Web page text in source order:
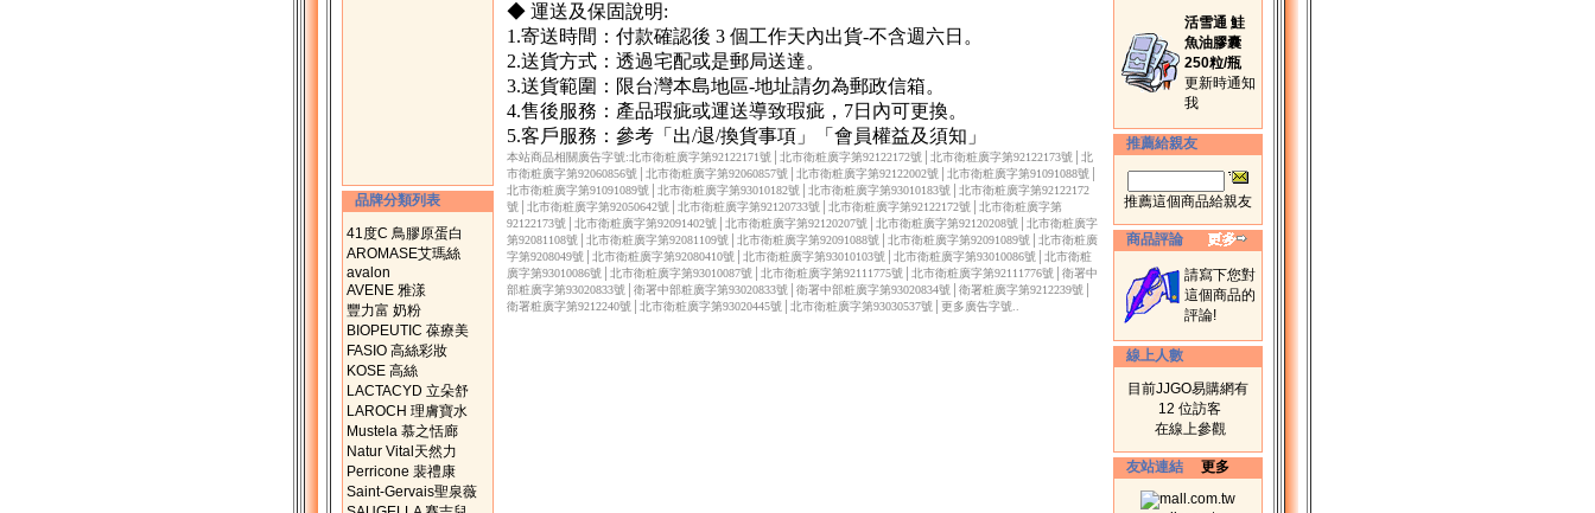
品牌分類列表
41度C 鳥膠原蛋白
AROMASE艾瑪絲
avalon
AVENE 雅漾
豐力富 奶粉
BIOPEUTIC 葆療美
FASIO 高絲彩妝
KOSE 高絲
LACTACYD 立朵舒
LAROCH 理膚寶水
Mustela 慕之恬廊
Natur Vital天然力
Perricone 裴禮康
Saint-Gervais聖泉薇
◆ 運送及保固說明:
1.寄送時間：付款確認後 3 個工作天內出貨-不含週六日。
2.送貨方式：透過宅配或是郵局送達。
3.送貨範圍：限台灣本島地區-地址請勿為郵政信箱。
4.售後服務：產品瑕疵或運送導致瑕疵，7日內可更換。
5.客戶服務：參考「出/退/換貨事項」「會員權益及須知」
本站商品相關廣告字號:北市衛粧廣字第92122171號│北市衛粧廣字第92122172號│北市衛粧廣字第92122173號│北
市衛粧廣字第92060856號│北市衛粧廣字第92060857號│北市衛粧廣字第92122002號│北市衛粧廣字第91091088號│
北市衛粧廣字第91091089號│北市衛粧廣字第93010182號│北市衛粧廣字第93010183號│北市衛粧廣字第92122172
號│北市衛粧廣字第92050642號│北市衛粧廣字第92120733號│北市衛粧廣字第92122172號│北市衛粧廣字第
92122173號│北市衛粧廣字第92091402號│北市衛粧廣字第92120207號│北市衛粧廣字第92120208號│北市衛粧廣字
第92081108號│北市衛粧廣字第92081109號│北市衛粧廣字第92091088號│北市衛粧廣字第92091089號│北市衛粧廣
字第9208049號│北市衛粧廣字第92080410號│北市衛粧廣字第93010103號│北市衛粧廣字第93010086號│北市衛粧
廣字第93010086號│北市衛粧廣字第93010087號│北市衛粧廣字第92111775號│北市衛粧廣字第92111776號│衛署中
部粧廣字第93020833號│衛署中部粧廣字第93020833號│衛署中部粧廣字第93020834號│衛署粧廣字第9212239號│
衛署粧廣字第9212240號│北市衛粧廣字第93020445號│北市衛粧廣字第93030537號│更多廣告字號..
活雪通 鮭
魚油膠囊
250粒/瓶
更新時通知
我
推薦給親友
推薦這個商品給親友
商品評論
請寫下您對
這個商品的
評論!
線上人數
目前JJGO易購網有
12 位訪客
在線上參觀
友站連結 更多